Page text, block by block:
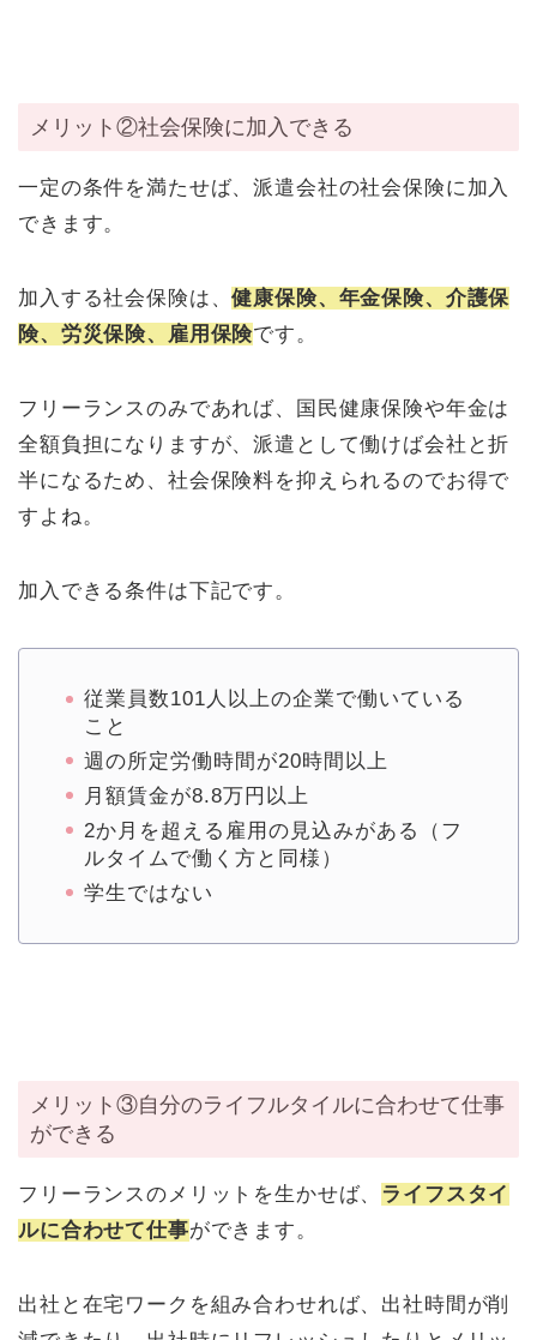
メリット②社会保険に加入できる
一定の条件を満たせば、派遣会社の社会保険に加入
できます。
加入する社会保険は、健康保険、年金保険、介護保
険、労災保険、雇用保険です。
フリーランスのみであれば、国民健康保険や年金は
全額負担になりますが、派遣として働けば会社と折
半になるため、社会保険料を抑えられるのでお得で
すよね。
加入できる条件は下記です。
従業員数101人以上の企業で働いている
こと
週の所定労働時間が20時間以上
月額賃金が8.8万円以上
2か月を超える雇用の見込みがある（フ
ルタイムで働く方と同様）
学生ではない
メリット③自分のライフルタイルに合わせて仕事
ができる
フリーランスのメリットを生かせば、 ライフスタイ
ルに合わせて仕事ができます。
出社と在宅ワークを組み合わせれば、出社時間が削